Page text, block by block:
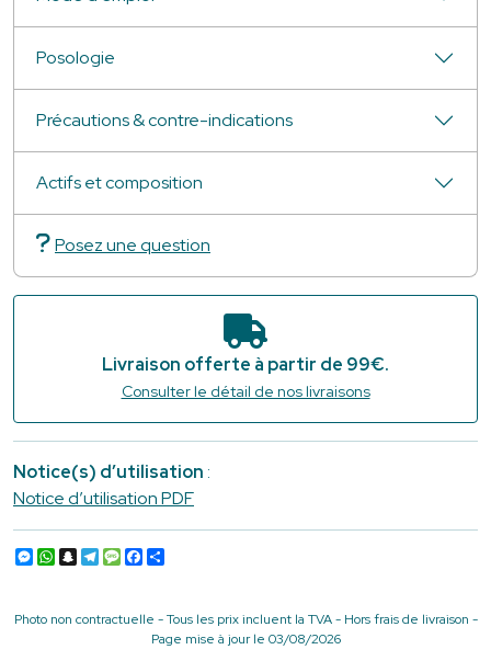
Posologie
Précautions & contre-indications
Actifs et composition
Posez une question
Livraison offerte à partir de 99€.
Consulter le détail de nos livraisons
Notice(s) d’utilisation :
Notice d’utilisation PDF
Messenger
WhatsApp
Snapchat
Telegram
Message
Facebook
Photo non contractuelle - Tous les prix incluent la TVA - Hors frais de livraison -
Page mise à jour le 03/08/2026